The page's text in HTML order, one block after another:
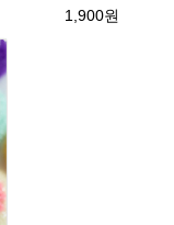
1,900원